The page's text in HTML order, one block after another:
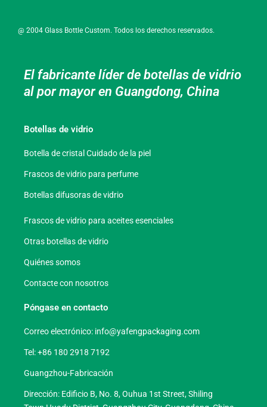
@ 2004 Glass Bottle Custom. Todos los derechos reservados.
El fabricante líder de botellas de vidrio
al por mayor en Guangdong, China
Botellas de vidrio
Botella de cristal Cuidado de la piel
Frascos de vidrio para perfume
Botellas difusoras de vidrio
Frascos de vidrio para aceites esenciales
Otras botellas de vidrio
Quiénes somos
Contacte con nosotros
Póngase en contacto
Correo electrónico: info@yafengpackaging.com
Tel: +86 180 2918 7192
Guangzhou-Fabricación
Dirección: Edificio B, No. 8, Ouhua 1st Street, Shiling